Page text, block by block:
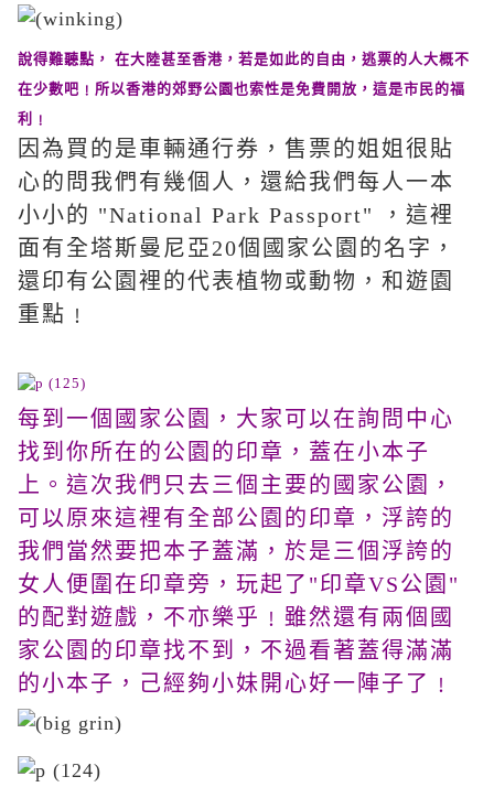
說得難聽點， 在大陸甚至香港，若是如此的自由，逃票的人大概不
在少數吧﹗所以香港的郊野公園也索性是免費開放，這是市民的福
利﹗
因為買的是車輛通行券，售票的姐姐很貼
心的問我們有幾個人，還給我們每人一本
小小的 "National Park Passport" ，這裡
面有全塔斯曼尼亞20個國家公園的名字，
還印有公園裡的代表植物或動物，和遊園
重點﹗
每到一個國家公園，大家可以在詢問中心
找到你所在的公園的印章，蓋在小本子
上。這次我們只去三個主要的國家公園，
可以原來這裡有全部公園的印章，浮誇的
我們當然要把本子蓋滿，於是三個浮誇的
女人便圍在印章旁，玩起了"印章VS公園"
的配對遊戲，不亦樂乎﹗雖然還有兩個國
家公園的印章找不到，不過看著蓋得滿滿
的小本子，己經夠小妹開心好一陣子了﹗